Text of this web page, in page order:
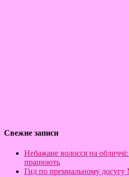
Свежие записи
Небажане волосся на
працюють
Гид по премиальному досугу